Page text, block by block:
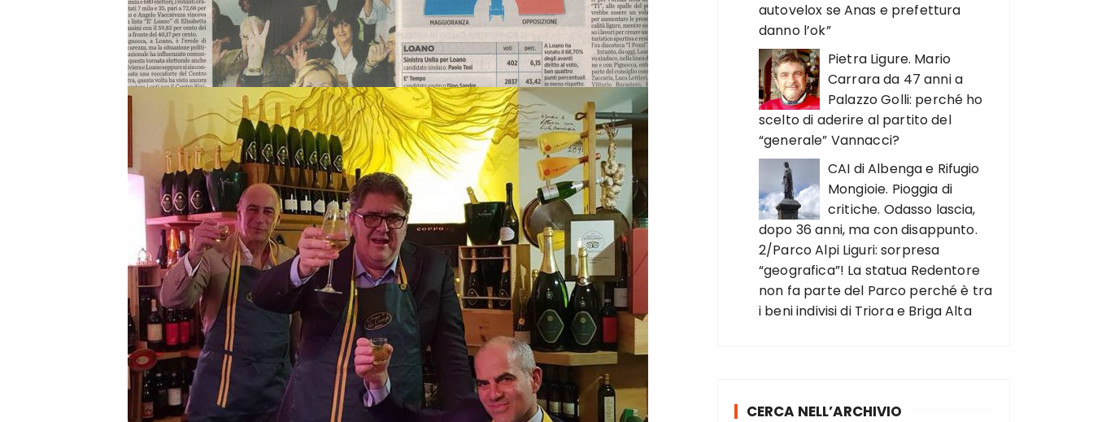
autovelox se Anas e prefettura
danno l’ok”
Pietra Ligure. Mario
Carrara da 47 anni a
Palazzo Golli: perché ho
scelto di aderire al partito del
“generale” Vannacci?
CAI di Albenga e Rifugio
Mongioie. Pioggia di
critiche. Odasso lascia,
dopo 36 anni, ma con disappunto.
2/Parco Alpi Liguri: sorpresa
“geografica”! La statua Redentore
non fa parte del Parco perché è tra
i beni indivisi di Triora e Briga Alta
CERCA NELL’ARCHIVIO